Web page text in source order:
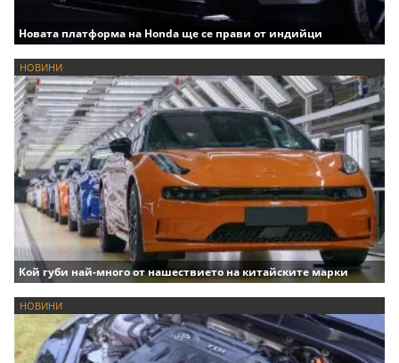
Новата платформа на Honda ще се прави от индийци
НОВИНИ
Кой губи най-много от нашествието на китайските марки
НОВИНИ